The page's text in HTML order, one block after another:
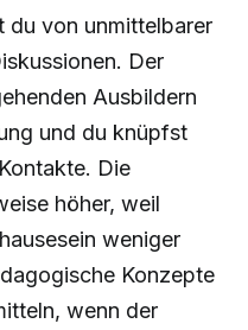
du von unmittelbarer
Der
Ausbildern
und du knüpfst
Die
höher, weil
weniger
Konzepte
wenn der